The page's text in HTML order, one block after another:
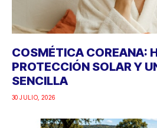
COSMÉTICA COREANA:
PROTECCIÓN SOLAR Y
SENCILLA
30 JULIO, 2026